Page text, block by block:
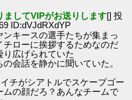
ましてVIPがお送りします[] 投
ID:dVJdRXdYP
キースの選手たちが集まっ
ローに挨拶するためなのだ
広げられていた
会話を静かに聞いていた。
チがシアトルでスケープゴー
ムの顔だろ？あんなチームで